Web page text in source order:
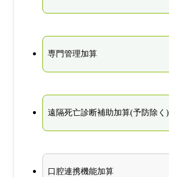
専門管理加算
遠隔死亡診断補助加算(予防除く)
口腔連携機能加算